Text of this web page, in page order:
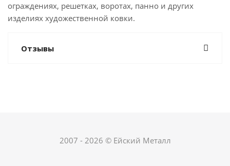
ограждениях, решетках, воротах, панно и других
изделиях художественной ковки.
Отзывы
2007 - 2026 © Ейский Металл